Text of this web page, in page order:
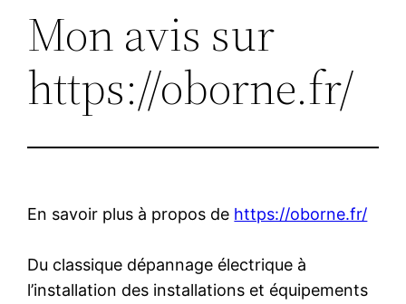
Mon avis sur
https://oborne.fr/
En savoir plus à propos de https://oborne.fr/
Du classique dépannage électrique à
l’installation des installations et équipements